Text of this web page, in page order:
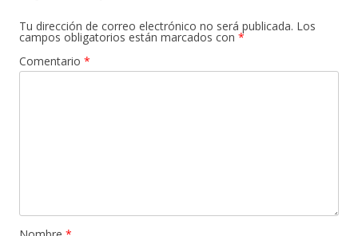
Tu dirección de correo electrónico no será publicada. Los
campos obligatorios están marcados con *
Comentario *